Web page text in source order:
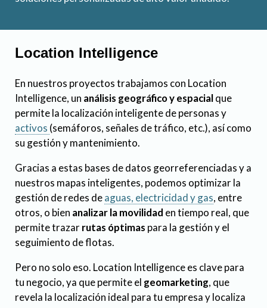
Location Intelligence
En nuestros proyectos trabajamos con Location
Intelligence, un análisis geográfico y espacialque
permite la localización inteligente de personas y
activos (semáforos, señales de tráfico, etc.), así como
su gestión y mantenimiento.
Gracias a estas bases de datos georreferenciadas y a
nuestros mapas inteligentes, podemos optimizar la
gestión de redes deaguas, electricidad y gas, entre
otros, o bien analizar la movilidad en tiempo real, que
permite trazarrutas óptimas para la gestión y el
seguimiento de flotas.
Pero no solo eso. Location Intelligencees clave para
tu negocio, ya que permite el geomarketing, que
revela la localización ideal para tu empresa y localiza